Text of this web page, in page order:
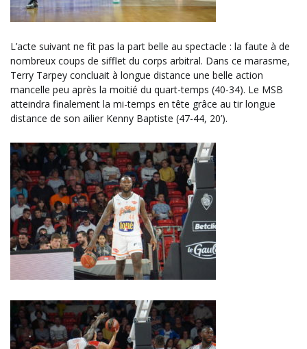
L’acte suivant ne fit pas la part belle au spectacle : la faute à de
nombreux coups de sifflet du corps arbitral. Dans ce marasme,
Terry Tarpey concluait à longue distance une belle action
mancelle peu après la moitié du quart-temps (40-34). Le MSB
atteindra finalement la mi-temps en tête grâce au tir longue
distance de son ailier Kenny Baptiste (47-44, 20’).